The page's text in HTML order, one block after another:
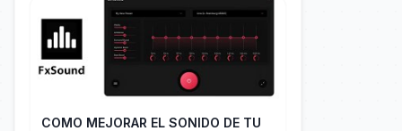
COMO MEJORAR EL SONIDO DE TU